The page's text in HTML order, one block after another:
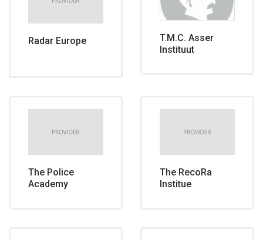
Radar Europe
T.M.C. Asser
Instituut
The Police
Academy
The RecoRa
Institue